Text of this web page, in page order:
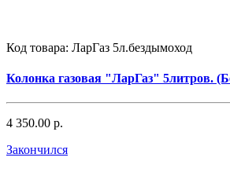
Код товара: ЛарГаз 5л.бездымоход
Колонка газовая "ЛарГаз" 5литров.
4 350.00 р.
Закончился